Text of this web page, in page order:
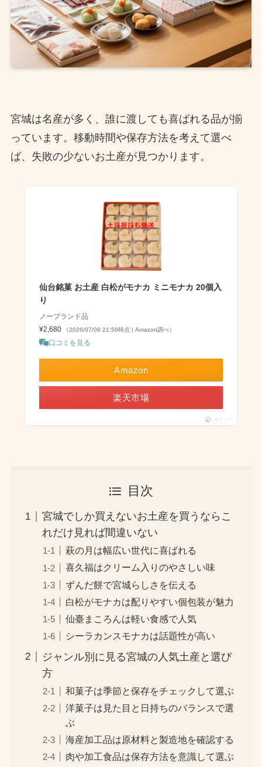
宮城は名産が多く、誰に渡しても喜ばれる品が揃
っています。移動時間や保存方法を考えて選べ
ば、失敗の少ないお土産が見つかります。
仙台銘菓 お土産 白松がモナカ ミニモナカ 20個入
り
ノーブランド品
¥2,680
（2026/07/09 21:56時点 | Amazon調べ）
口コミを見る
Amazon
楽天市場
ポチップ
目次
宮城でしか買えないお土産を買うならこ
れだけ見れば間違いない
萩の月は幅広い世代に喜ばれる
喜久福はクリーム入りのやさしい味
ずんだ餅で宮城らしさを伝える
白松がモナカは配りやすい個包装が魅力
仙臺まころんは軽い食感で人気
シーラカンスモナカは話題性が高い
ジャンル別に見る宮城の人気土産と選び
方
和菓子は季節と保存をチェックして選ぶ
洋菓子は見た目と日持ちのバランスで選
ぶ
海産加工品は原材料と製造地を確認する
肉や加工食品は保存方法を意識して選ぶ